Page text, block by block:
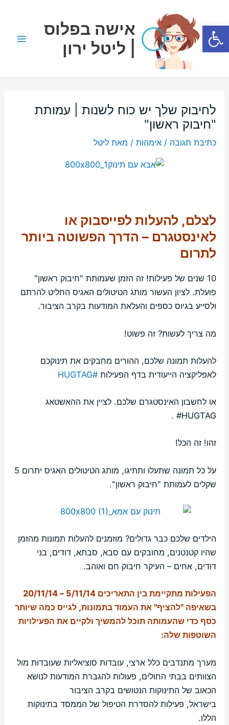
פתח סרגל נגישות
אישה בפלוס
| ליטל ירון
לחיבוק שלך יש כוח לשנות | עמותת
"חיבוק ראשון"
כתיבת תגובה /אימהות / מאתליטל
לצלם, להעלות לפייסבוק או
לאינסטגרם – הדרך הפשוטה ביותר
לתרום
10 שנים של פעילות! זה הזמן שעמותת "חיבוק ראשון"
פועלת. לציון העשור מותג הטיטולים האגיס החליט להרתם
ולסייע בגיוס כספים והעלאת המודעות בקרב הציבור.
מה צריך לעשות? זה פשוט!
להעלות תמונה שלכם, ההורים מחבקים את תינוקכם
לאפליקציה הייעודית בדף הפעילות#HUGTAG
או לחשבון האינסטגרם שלכם. לציין את ההאשטאג
HUGTAG# .
זהו! זה הכל!
על כל תמונה שתעלו ותתיגו, מותג הטיטולים האגיס יתרום 5
שקלים לעמותת "חיבוק ראשון".
הילדים שלכם כבר גדולים? מוזמנים להעלות תמונות מהזמן
שהיו קטנטנים, מחובקים עם סבא, סבתא, דודים, בני
דודים, אחים – העיקר חיבוק חם ואוהב.
הפעילות מתקיימת בין התאריכים 5/11/14 – 20/11/14
בשאיפה "להציף" את העמוד בתמונות, לגייס כמה שיותר
כסף כדי שהעמותה תוכל להמשיך ולקיים את הפעילויות
השוטפות שלה:
מערך מתנדבים כלל ארצי, עובדות סוציאליות שעובדות מול
הצוותים בבתי החולים, פעולות להגברת המודעות לנושא
הכאוב של התינוקות הנטושים בקרב הציבור
בישראל, פעילות להסדרת הטיפול של הממסד בתינוקות
הללו.